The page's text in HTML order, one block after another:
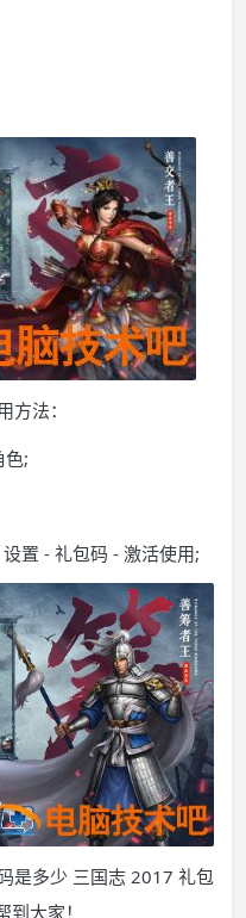
法：
色;
置 - 礼包码 - 激活使用;
是多少 三国志 2017 礼包
大家！